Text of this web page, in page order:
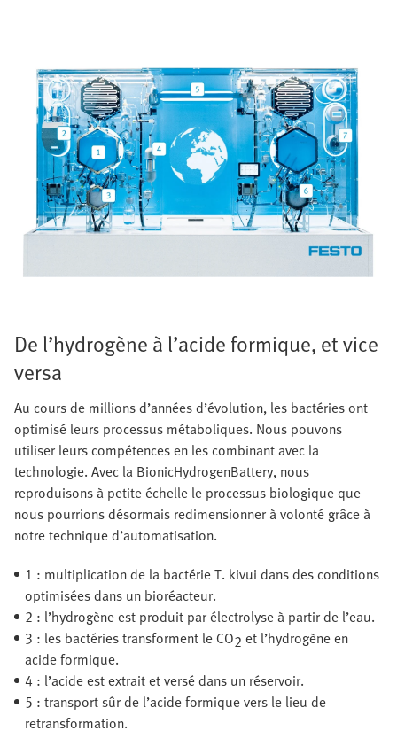
De l’hydrogène à l’acide formique, et vice
versa
Au cours de millions d’années d’évolution, les bactéries ont
optimisé leurs processus métaboliques. Nous pouvons
utiliser leurs compétences en les combinant avec la
technologie. Avec la BionicHydrogenBattery, nous
reproduisons à petite échelle le processus biologique que
nous pourrions désormais redimensionner à volonté grâce à
notre technique d’automatisation.
1 : multiplication de la bactérie T. kivui dans des conditions
optimisées dans un bioréacteur.
2 : l’hydrogène est produit par électrolyse à partir de l’eau.
3 : les bactéries transforment le CO2 et l’hydrogène en
acide formique.
4 : l’acide est extrait et versé dans un réservoir.
5 : transport sûr de l’acide formique vers le lieu de
retransformation.